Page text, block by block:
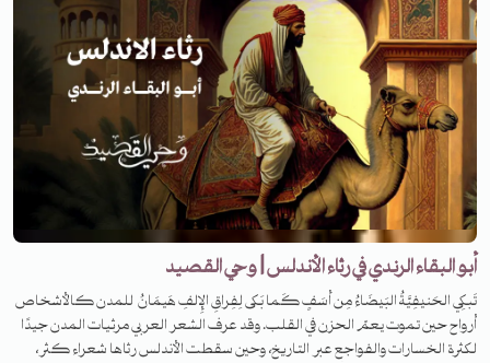
أبو البقاء الرندي في رثاء الأندلس | وحي القصيد
تَبكِي الحَنيفِيَّةُ البَيضَاءُ مِن أَسَفٍ كَما بَكى لِفِراقِ الإِلفِ هَيمَانُ للمدن كالأشخاص
أرواح حين تموت يعمّ الحزن في القلب. وقد عرف الشعر العربي مرثيات المدن جيدًا
لكثرة الخسارات والفواجع عبر التاريخ، وحين سقطت الأندلس رثاها شعراء كثر،